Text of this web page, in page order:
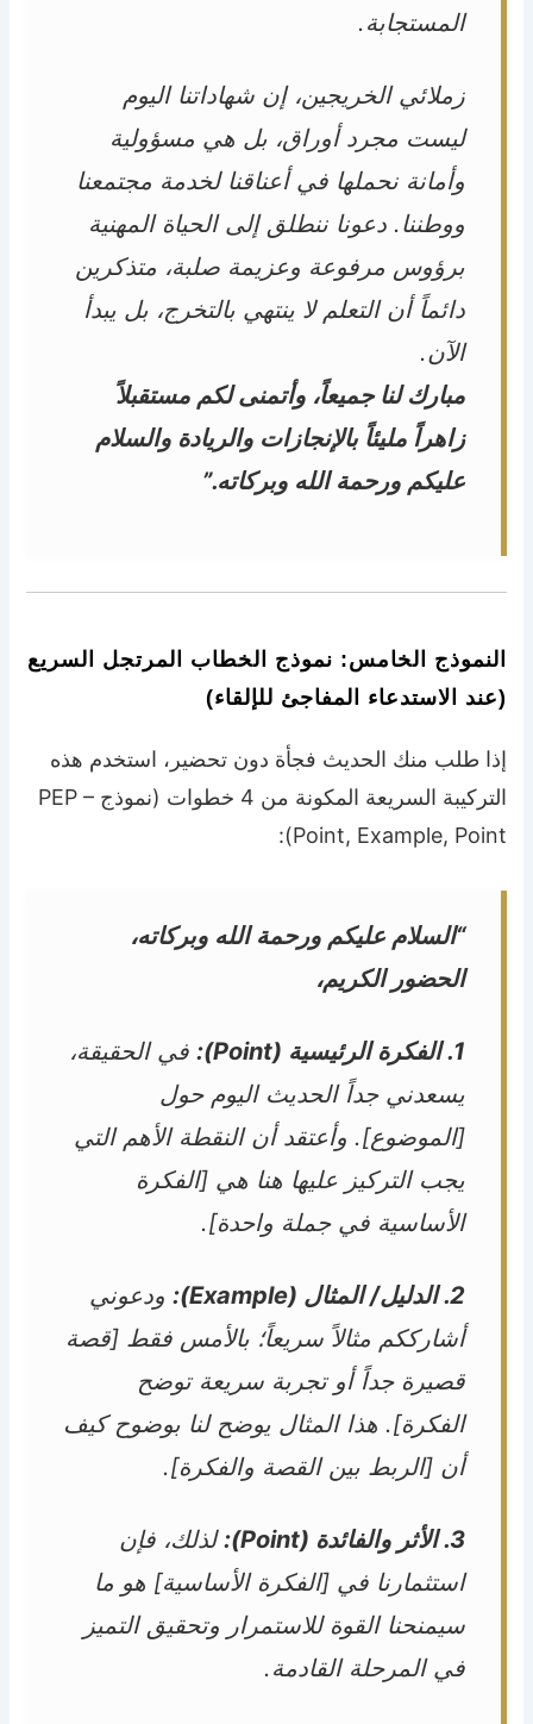
المستجابة.
زملائي الخريجين، إن شهاداتنا اليوم
ليست مجرد أوراق، بل هي مسؤولية
وأمانة نحملها في أعناقنا لخدمة مجتمعنا
ووطننا. دعونا ننطلق إلى الحياة المهنية
برؤوس مرفوعة وعزيمة صلبة، متذكرين
دائماً أن التعلم لا ينتهي بالتخرج، بل يبدأ
الآن.
مبارك لنا جميعاً، وأتمنى لكم مستقبلاً
زاهراً مليئاً بالإنجازات والريادة والسلام
عليكم ورحمة الله وبركاته.”
النموذج الخامس: نموذج الخطاب المرتجل السريع
(عند الاستدعاء المفاجئ للإلقاء)
إذا طلب منك الحديث فجأة دون تحضير، استخدم هذه
التركيبة السريعة المكونة من 4 خطوات (نموذج PEP –
Point, Example, Point):
“السلام عليكم ورحمة الله وبركاته،
الحضور الكريم،
1. الفكرة الرئيسية (Point):
في الحقيقة،
يسعدني جداً الحديث اليوم حول
[الموضوع]. وأعتقد أن النقطة الأهم التي
يجب التركيز عليها هنا هي [الفكرة
الأساسية في جملة واحدة].
2. الدليل/ المثال (Example):
ودعوني
أشارككم مثالاً سريعاً؛ بالأمس فقط [قصة
قصيرة جداً أو تجربة سريعة توضح
الفكرة]. هذا المثال يوضح لنا بوضوح كيف
أن [الربط بين القصة والفكرة].
3. الأثر والفائدة (Point):
لذلك، فإن
استثمارنا في [الفكرة الأساسية] هو ما
سيمنحنا القوة للاستمرار وتحقيق التميز
في المرحلة القادمة.